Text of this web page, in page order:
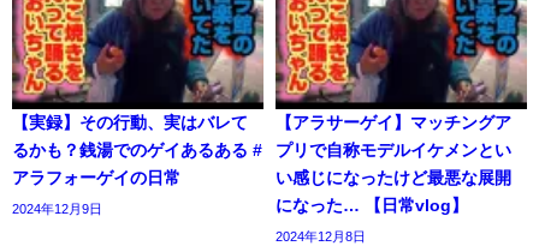
【実録】その行動、実はバレて
るかも？銭湯でのゲイあるある #
アラフォーゲイの日常
2024年12月9日
【アラサーゲイ】マッチングア
プリで自称モデルイケメンとい
い感じになったけど最悪な展開
になった… 【日常vlog】
2024年12月8日